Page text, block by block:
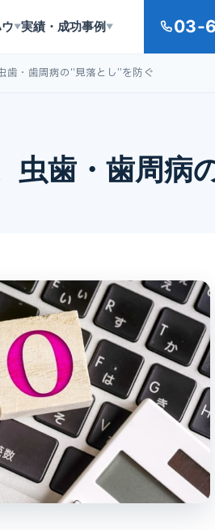
▼実績・成功事例 ▼ 03-
・歯周病の“見落とし”を防ぐ
歯・歯周病